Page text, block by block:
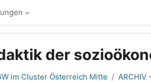
der
im Cluster Österreich Mitte ARCHIV